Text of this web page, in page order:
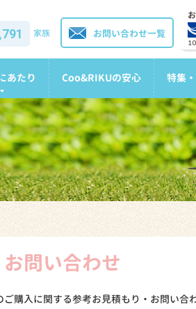
お問い合わせ一覧
家族
あたり Coo&RIKUの安心 特集
お問い合わせ
購入に関する参考お見積もり・お問い合